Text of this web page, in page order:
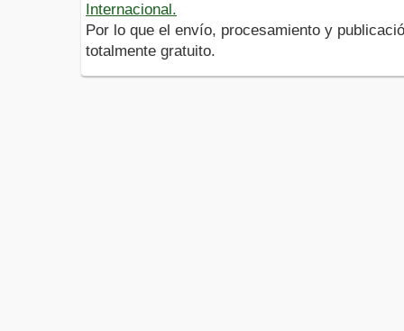
Internacional.
Por lo que el envío, procesamiento y
totalmente gratuito.